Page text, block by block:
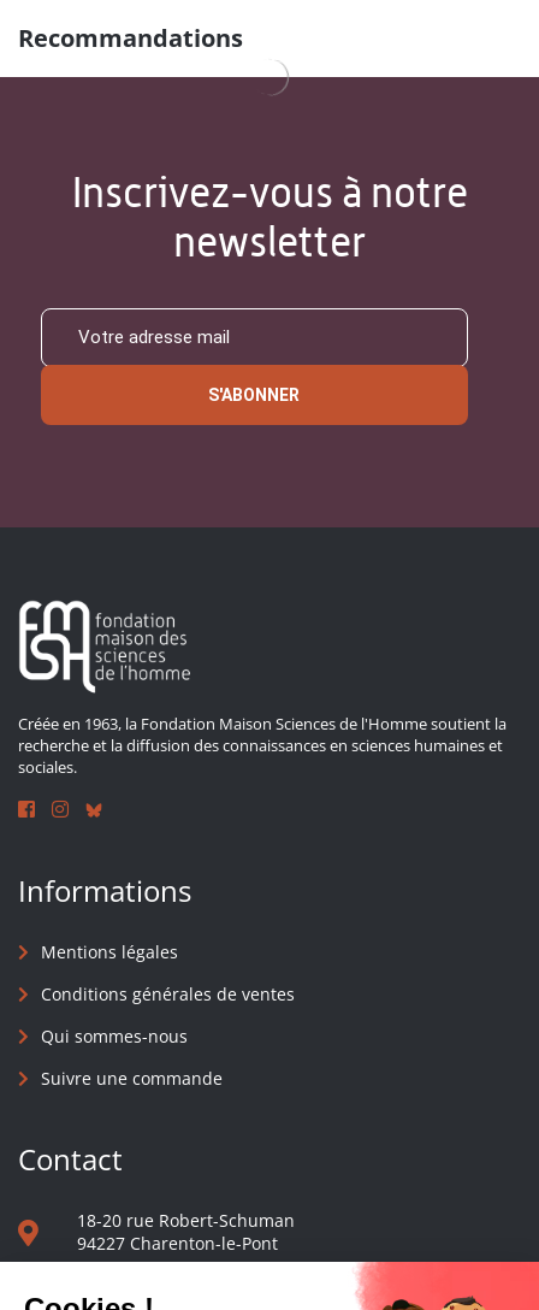
Recommandations
Inscrivez-vous à notre
newsletter
S'ABONNER
Créée en 1963, la Fondation Maison Sciences de l'Homme soutient la
recherche et la diffusion des connaissances en sciences humaines et
sociales.
Informations
Mentions légales
Conditions générales de ventes
Qui sommes-nous
Suivre une commande
Contact
18-20 rue Robert-Schuman
94227 Charenton-le-Pont